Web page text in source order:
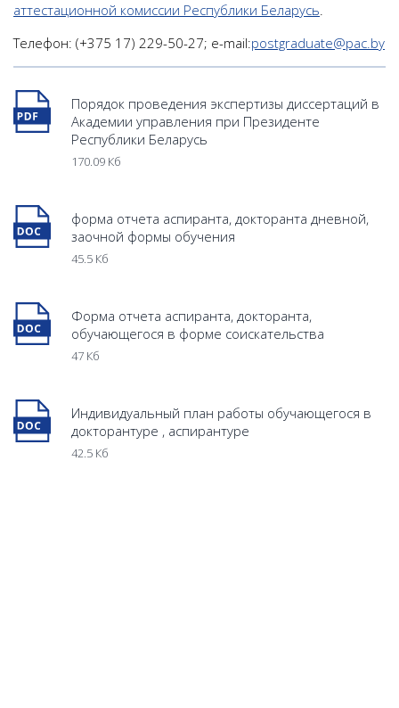
аттестационной комиссии Республики Беларусь.
Телефон: (+375 17) 229-50-27; e-mail:postgraduate@pac.by
Порядок проведения экспертизы диссертаций в
Академии управления при Президенте
Республики Беларусь
170.09 Кб
форма отчета аспиранта, докторанта дневной,
заочной формы обучения
45.5 Кб
Форма отчета аспиранта, докторанта,
обучающегося в форме соискательства
47 Кб
Индивидуальный план работы обучающегося в
докторантуре , аспирантуре
42.5 Кб